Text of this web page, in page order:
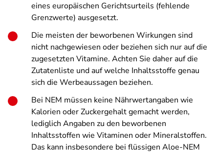
eines europäischen Gerichtsurteils (fehlende
Grenzwerte) ausgesetzt.
Die meisten der beworbenen Wirkungen sind
nicht nachgewiesen oder beziehen sich nur auf die
zugesetzten Vitamine. Achten Sie daher auf die
Zutatenliste und auf welche Inhaltsstoffe genau
sich die Werbeaussagen beziehen.
Bei NEM müssen keine Nährwertangaben wie
Kalorien oder Zuckergehalt gemacht werden,
lediglich Angaben zu den beworbenen
Inhaltsstoffen wie Vitaminen oder Mineralstoffen.
Das kann insbesondere bei flüssigen Aloe-NEM